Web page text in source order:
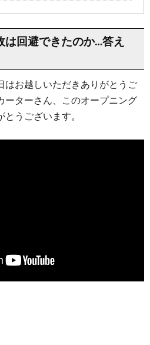
回避できたのか…答え
はお越しいただきありがとうご
ーターさん、このオープニング
うございます。